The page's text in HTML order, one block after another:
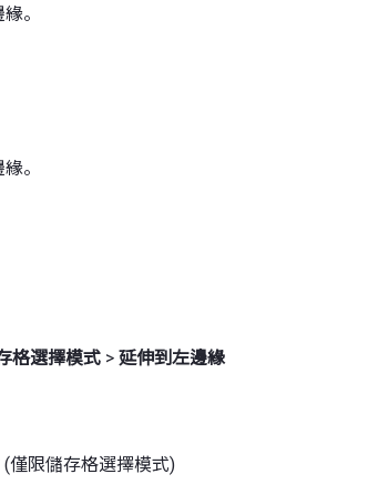
。
。
格選擇模式 > 延伸到左邊緣
(僅限儲存格選擇模式)